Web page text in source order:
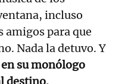
incluso
amigos para que
Nada la detuvo. Y
su monólogo